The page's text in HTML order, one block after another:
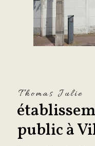
Thomas Julie
public à